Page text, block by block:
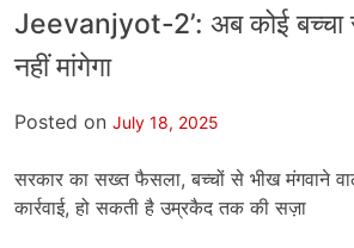
Jeevanjyot-2’: अब कोई बच्चा
नहीं मांगेगा
Posted on July 18, 2025
सरकार का सख्त फैसला, बच्चों से भीख मंगवाने
कार्रवाई, हो सकती है उम्रकैद तक की सज़ा